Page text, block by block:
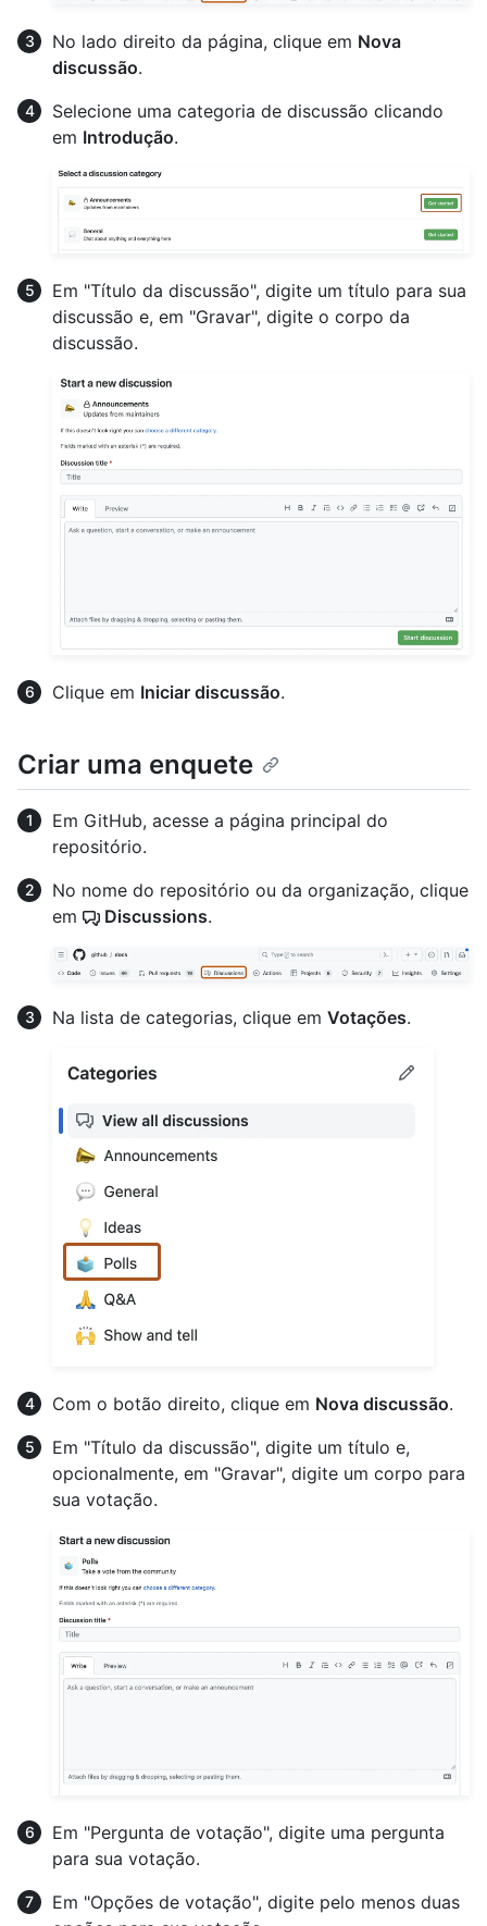
No lado direito da página, clique em Nova
discussão.
Selecione uma categoria de discussão clicando
em Introdução.
Em "Título da discussão", digite um título para sua
discussão e, em "Gravar", digite o corpo da
discussão.
Clique em Iniciar discussão.
Criar uma enquete
Em GitHub, acesse a página principal do
repositório.
No nome do repositório ou da organização, clique
em
Discussions.
Na lista de categorias, clique em Votações.
Com o botão direito, clique em Nova discussão.
Em "Título da discussão", digite um título e,
opcionalmente, em "Gravar", digite um corpo para
sua votação.
Em "Pergunta de votação", digite uma pergunta
para sua votação.
Em "Opções de votação", digite pelo menos duas